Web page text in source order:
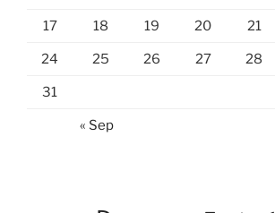
17 18 19 20 21
24 25 26 27 28
31
« Sep